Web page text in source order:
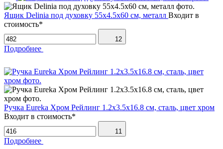
Ящик Delinia под духовку 55х4.5х60 см, металл Входит в
стоимость*
12
Подробнее
Ручка Eureka Хром Рейлинг 1.2х3.5х16.8 см, сталь, цвет хром
Входит в стоимость*
11
Подробнее